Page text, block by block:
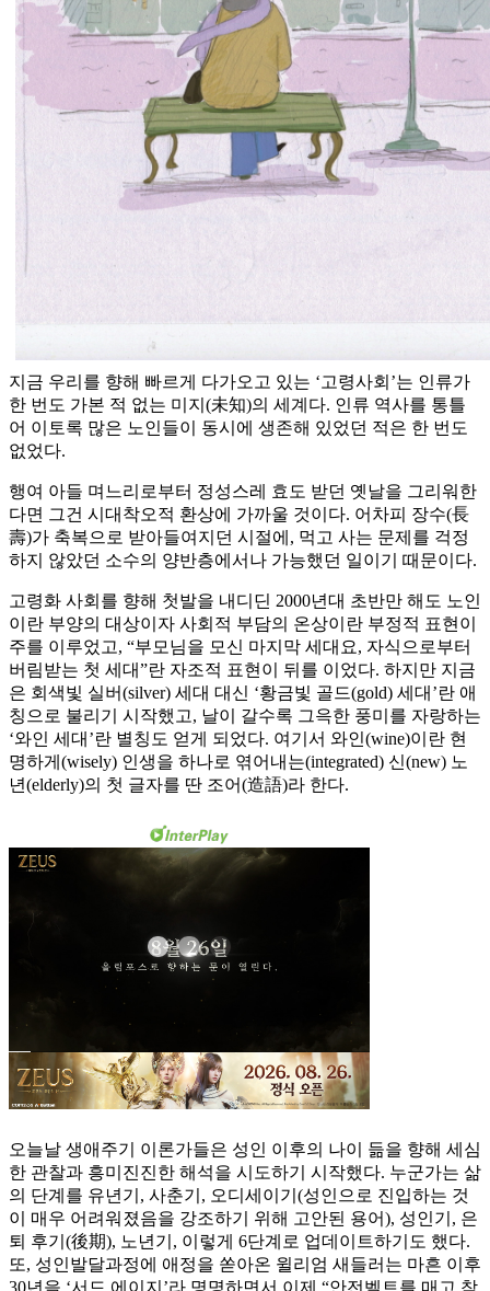
지금 우리를 향해 빠르게 다가오고 있는 ‘고령사회’는 인류가
한 번도 가본 적 없는 미지(未知)의 세계다. 인류 역사를 통틀
어 이토록 많은 노인들이 동시에 생존해 있었던 적은 한 번도
없었다.
행여 아들 며느리로부터 정성스레 효도 받던 옛날을 그리워한
다면 그건 시대착오적 환상에 가까울 것이다. 어차피 장수(長
壽)가 축복으로 받아들여지던 시절에, 먹고 사는 문제를 걱정
하지 않았던 소수의 양반층에서나 가능했던 일이기 때문이다.
고령화 사회를 향해 첫발을 내디딘 2000년대 초반만 해도 노인
이란 부양의 대상이자 사회적 부담의 온상이란 부정적 표현이
주를 이루었고, “부모님을 모신 마지막 세대요, 자식으로부터
버림받는 첫 세대”란 자조적 표현이 뒤를 이었다. 하지만 지금
은 회색빛 실버(silver) 세대 대신 ‘황금빛 골드(gold) 세대’란 애
칭으로 불리기 시작했고, 날이 갈수록 그윽한 풍미를 자랑하는
‘와인 세대’란 별칭도 얻게 되었다. 여기서 와인(wine)이란 현
명하게(wisely) 인생을 하나로 엮어내는(integrated) 신(new) 노
년(elderly)의 첫 글자를 딴 조어(造語)라 한다.
오늘날 생애주기 이론가들은 성인 이후의 나이 듦을 향해 세심
한 관찰과 흥미진진한 해석을 시도하기 시작했다. 누군가는 삶
의 단계를 유년기, 사춘기, 오디세이기(성인으로 진입하는 것
이 매우 어려워졌음을 강조하기 위해 고안된 용어), 성인기, 은
퇴 후기(後期), 노년기, 이렇게 6단계로 업데이트하기도 했다.
또, 성인발달과정에 애정을 쏟아온 윌리엄 새들러는 마흔 이후